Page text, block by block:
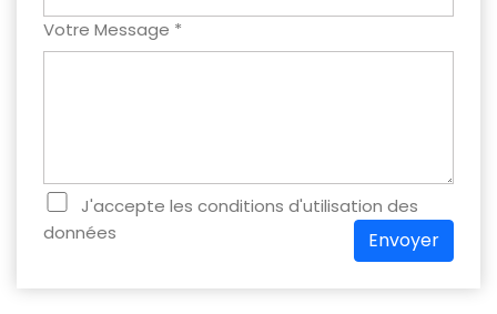
Votre Message *
J'accepte les conditions d'utilisation des
données
Envoyer